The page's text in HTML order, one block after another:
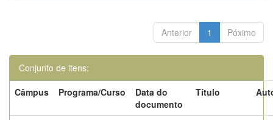
Anterior 1 Póximo
Conjunto de itens:
Câmpus
Programa/Curso
Data do
documento
Título